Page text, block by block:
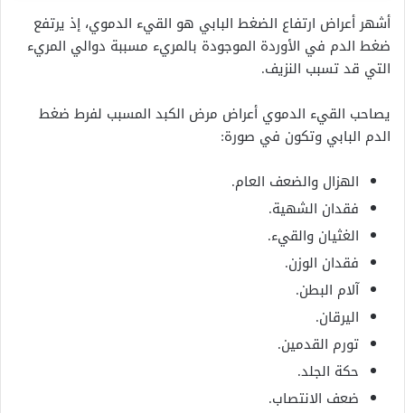
أشهر أعراض ارتفاع الضغط البابي هو القيء الدموي، إذ يرتفع
ضغط الدم في الأوردة الموجودة بالمريء مسببة دوالي المريء
التي قد تسبب النزيف.
يصاحب القيء الدموي أعراض مرض الكبد المسبب لفرط ضغط
الدم البابي وتكون في صورة:
الهزال والضعف العام.
فقدان الشهية.
الغثيان والقيء.
فقدان الوزن.
آلام البطن.
اليرقان.
تورم القدمين.
حكة الجلد.
ضعف الانتصاب.